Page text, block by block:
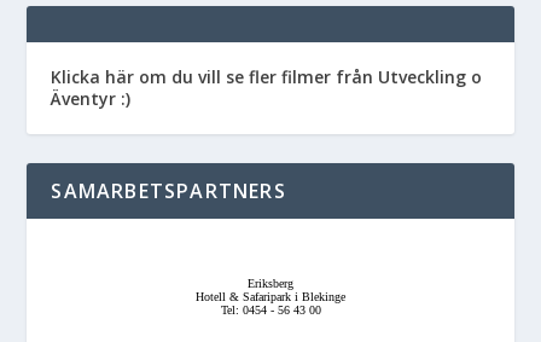
Klicka här om du vill se fler filmer från Utveckling o
Äventyr :)
SAMARBETSPARTNERS
Eriksberg
Hotell & Safaripark i Blekinge
Tel: 0454 - 56 43 00